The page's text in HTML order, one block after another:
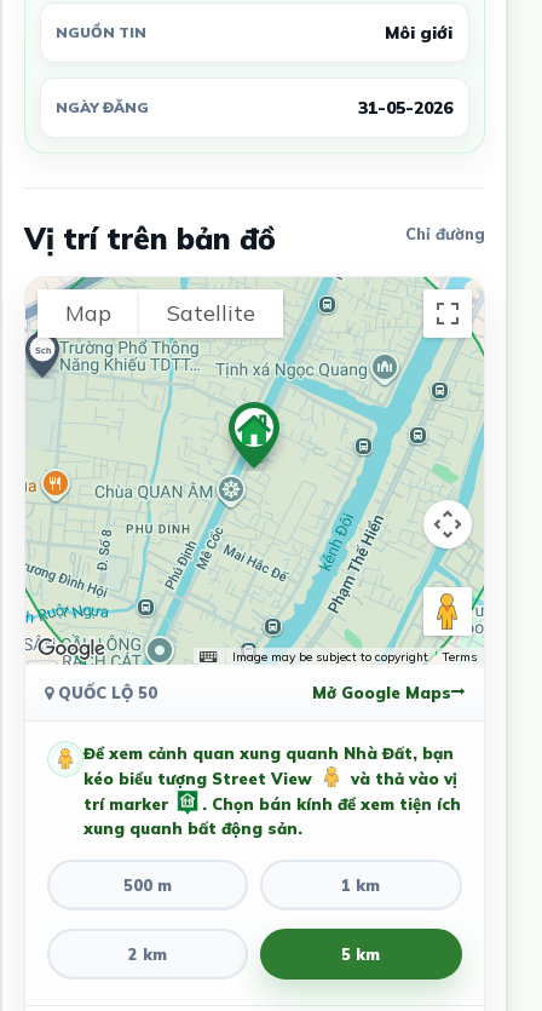
NGUỒN TIN Môi giới
NGÀY ĐĂNG 31-05-2026
Vị trí trên bản đồ Chỉ đường
Map Satellite
Image may be subject to copyright Terms
QUỐC LỘ 50 Mở Google Maps
Để xem cảnh quan xung quanh Nhà Đất, bạn
kéo biểu tượng Street View
và thả vào vị
trí marker
. Chọn bán kính để xem tiện ích
xung quanh bất động sản.
500 m 1 km
2 km 5 km